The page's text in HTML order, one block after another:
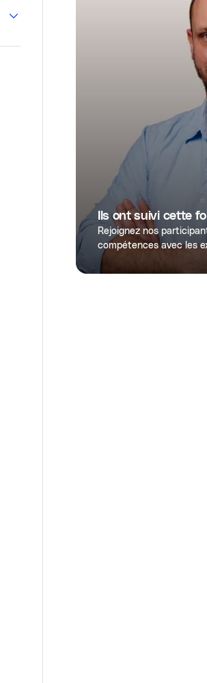
Ils ont suivi cette
Rejoignez nos
compétences avec les